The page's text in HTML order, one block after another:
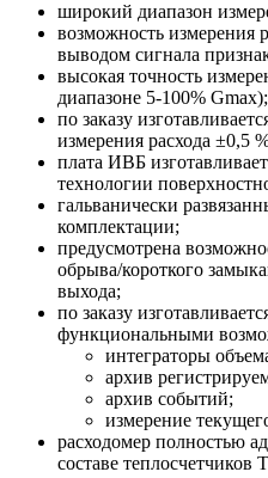
широкий диапазон
возможность измерения
выводом сигнала
высокая точность
диапазоне 5-100% Gmax);
по заказу
измерения расхода ±0,5
плата ИВБ
технологии
гальванически
комплектации;
предусмотрена
обрыва/короткого
выхода;
по заказу
функциональными
интеграторы
архив
архив событий;
измерение
расходомер полностью
составе